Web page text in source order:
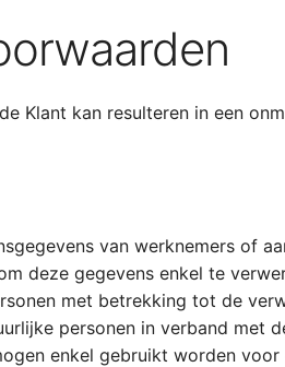
Klant kan resulteren in een
van werknemers of
deze gegevens enkel te
met betrekking tot de
personen in verband met
enkel gebruikt worden